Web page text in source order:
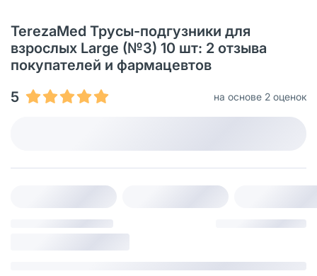
TerezaMed Трусы-подгузники для
взрослых Large (№3) 10 шт: 2 отзыва
покупателей и фармацевтов
5
на основе 2 оценок